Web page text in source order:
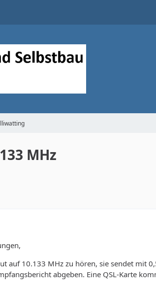
MHz
auf 10.133 MHz zu hören, sie sendet mit
abgeben. Eine QSL-Karte